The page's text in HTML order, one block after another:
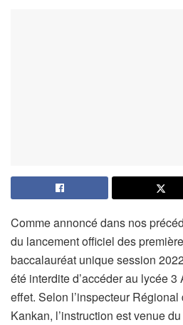
Comme annoncé dans nos
du lancement officiel des
baccalauréat unique session
été interdite d’accéder au lycée
effet. Selon l’inspecteur Régional
Kankan, l’instruction est venue